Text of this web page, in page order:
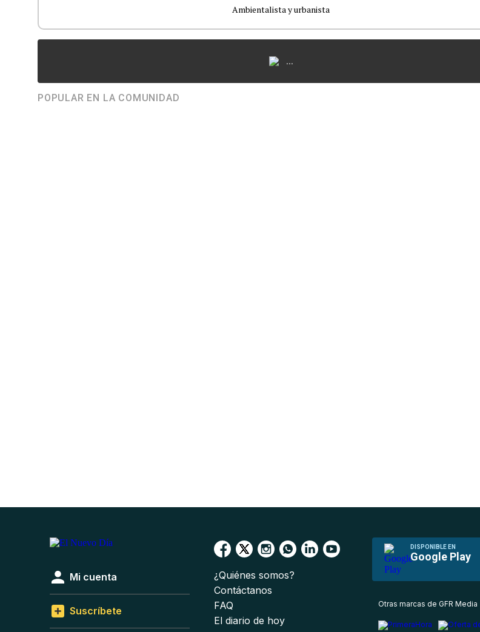
Ambientalista y urbanista
...
POPULAR EN LA COMUNIDAD
DISPONIBLE EN
Google Play
Mi cuenta
Suscríbete
¿Quiénes somos?
Contáctanos
FAQ
El diario de hoy
Otras marcas de GFR Media